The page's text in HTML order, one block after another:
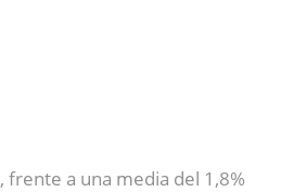
, frente a una media del 1,8%